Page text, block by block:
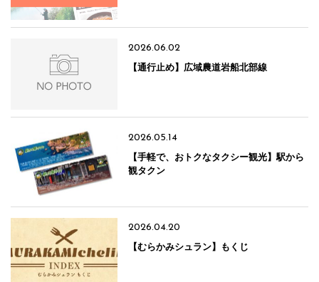
2026.06.02
【通行止め】広域農道岩船北部線
2026.05.14
【手軽で、おトクなタクシー観光】駅から
観タクン
2026.04.20
【むらかみシュラン】もくじ